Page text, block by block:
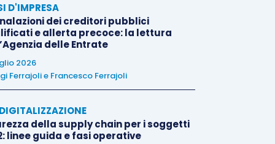
D'IMPRESA
dei creditori pubblici
e allerta precoce: la lettura
delle Entrate
2026
Ferrajolie Francesco Ferrajoli
della supply chain per i soggetti
linee guida e fasi operative